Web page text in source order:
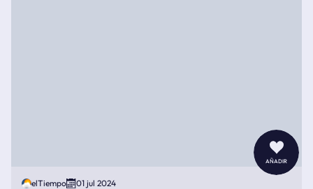
añadir
elTiempo 01 jul 2024